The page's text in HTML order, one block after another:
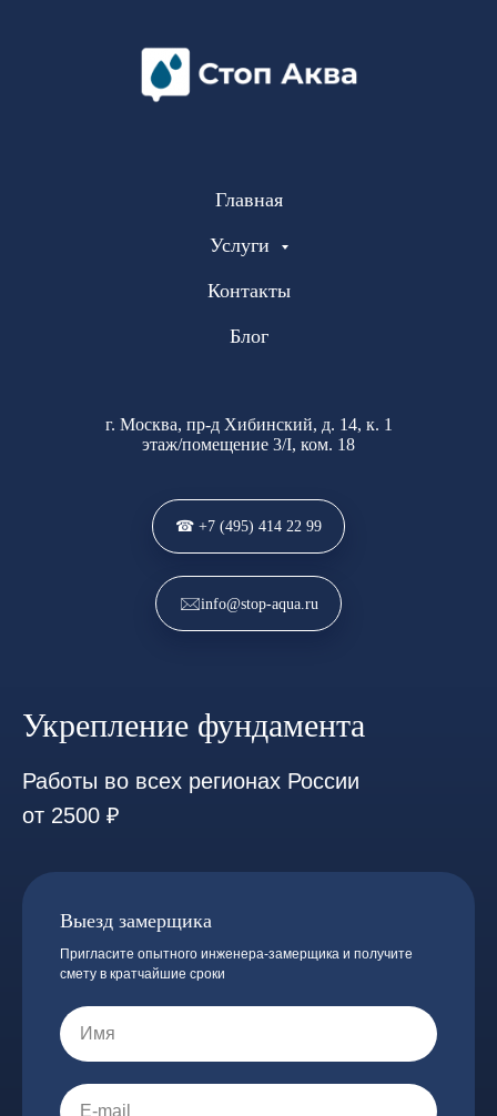
Главная
Услуги
Контакты
Блог
г. Москва, пр-д Хибинский, д. 14, к. 1
этаж/помещение 3/I, ком. 18
☎ +7 (495) 414 22 99
info@stop-aqua.ru
Укрепление фундамента
Работы во всех регионах России
от 2500 ₽
Выезд замерщика
Пригласите опытного инженера-замерщика и получите
смету в кратчайшие сроки